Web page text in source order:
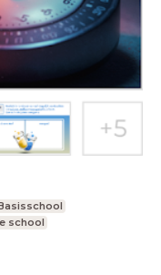
school